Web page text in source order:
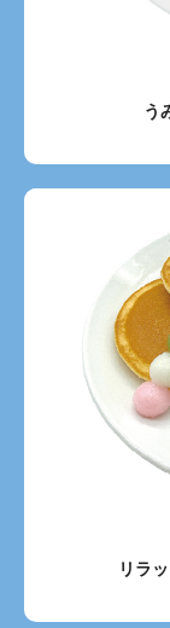
う
リラ